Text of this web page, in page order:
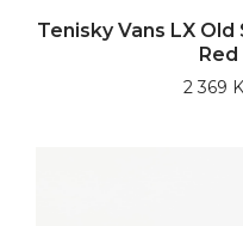
Tenisky Vans LX
Red
2 369